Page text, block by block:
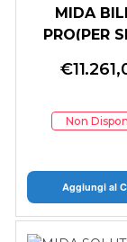
MIDA
PRO(PER
€
Non
Aggiungi al